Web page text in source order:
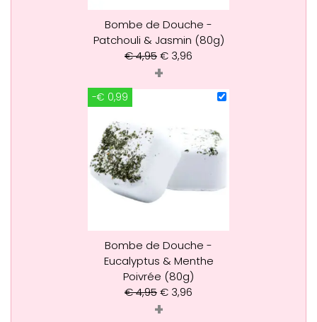
Bombe de Douche -
Patchouli & Jasmin (80g)
€4,95€ 3,96
+
-€ 0,99
Bombe de Douche -
Eucalyptus & Menthe
Poivrée (80g)
€4,95€ 3,96
+